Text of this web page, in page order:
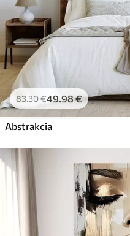
83.30€49.98€
Abstrakcia